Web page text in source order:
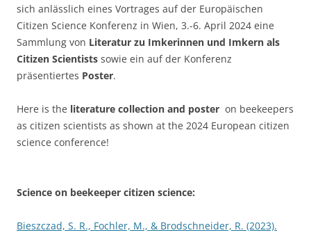
sich anlässlich eines Vortrages auf der Europäischen
Citizen Science Konferenz in Wien, 3.-6. April 2024 eine
Sammlung von Literatur zu Imkerinnen und Imkern als
Citizen Scientists sowie ein auf der Konferenz
präsentiertes Poster.
Here is the literature collection and poster on beekeepers
as citizen scientists as shown at the 2024 European citizen
science conference!
Science on beekeeper citizen science:
Bieszczad, S. R., Fochler, M., & Brodschneider, R. (2023).